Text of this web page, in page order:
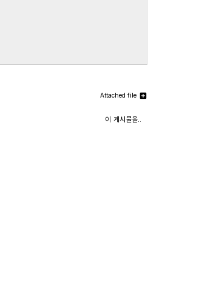
Attached file
이 게시물을..